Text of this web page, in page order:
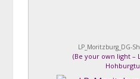
LP_Moritzburg_DG-
(Be your own light –